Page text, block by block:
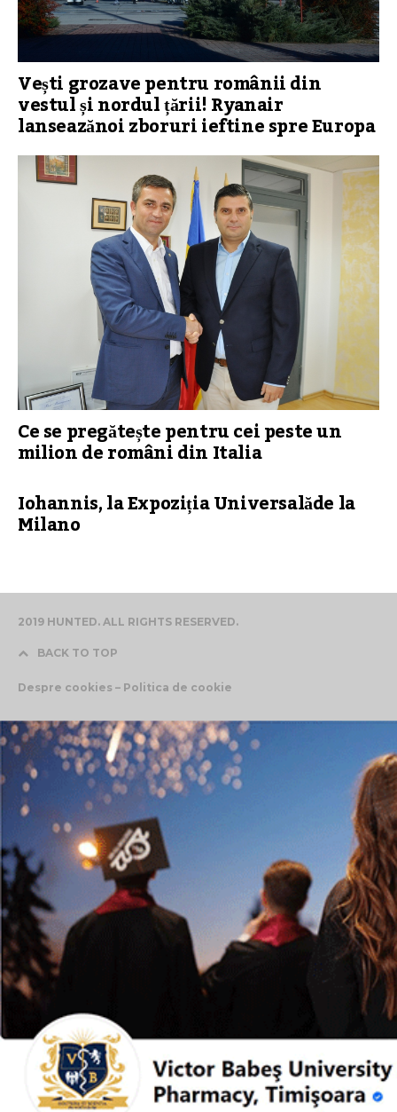
Vești grozave pentru românii din
vestul și nordul țării! Ryanair
lanseazănoi zboruri ieftine spre Europa
Ce se pregătește pentru cei peste un
milion de români din Italia
Iohannis, la Expoziția Universalăde la
Milano
2019 HUNTED. ALL RIGHTS RESERVED.
BACK TO TOP
Despre cookies – Politica de cookie